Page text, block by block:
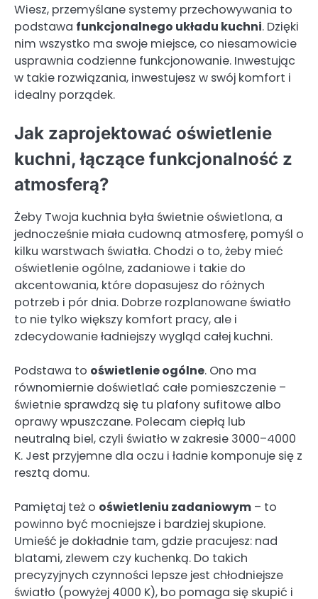
Wiesz, przemyślane systemy przechowywania to
podstawa funkcjonalnego układu kuchni. Dzięki
nim wszystko ma swoje miejsce, co niesamowicie
usprawnia codzienne funkcjonowanie. Inwestując
w takie rozwiązania, inwestujesz w swój komfort i
idealny porządek.
Jak zaprojektować oświetlenie
kuchni, łączące funkcjonalność z
atmosferą?
Żeby Twoja kuchnia była świetnie oświetlona, a
jednocześnie miała cudowną atmosferę, pomyśl o
kilku warstwach światła. Chodzi o to, żeby mieć
oświetlenie ogólne, zadaniowe i takie do
akcentowania, które dopasujesz do różnych
potrzeb i pór dnia. Dobrze rozplanowane światło
to nie tylko większy komfort pracy, ale i
zdecydowanie ładniejszy wygląd całej kuchni.
Podstawa to oświetlenie ogólne. Ono ma
równomiernie doświetlać całe pomieszczenie –
świetnie sprawdzą się tu plafony sufitowe albo
oprawy wpuszczane. Polecam ciepłą lub
neutralną biel, czyli światło w zakresie 3000–4000
K. Jest przyjemne dla oczu i ładnie komponuje się z
resztą domu.
Pamiętaj też o oświetleniu zadaniowym – to
powinno być mocniejsze i bardziej skupione.
Umieść je dokładnie tam, gdzie pracujesz: nad
blatami, zlewem czy kuchenką. Do takich
precyzyjnych czynności lepsze jest chłodniejsze
światło (powyżej 4000 K), bo pomaga się skupić i